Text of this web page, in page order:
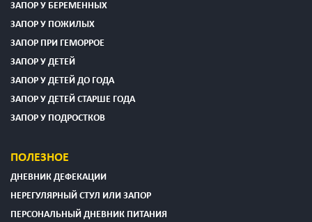
ЗАПОР У БЕРЕМЕННЫХ
ЗАПОР У ПОЖИЛЫХ
ЗАПОР ПРИ ГЕМОРРОЕ
ЗАПОР У ДЕТЕЙ
ЗАПОР У ДЕТЕЙ ДО ГОДА
ЗАПОР У ДЕТЕЙ СТАРШЕ ГОДА
ЗАПОР У ПОДРОСТКОВ
ПОЛЕЗНОЕ
ДНЕВНИК ДЕФЕКАЦИИ
НЕРЕГУЛЯРНЫЙ СТУЛ ИЛИ ЗАПОР
ПЕРСОНАЛЬНЫЙ ДНЕВНИК ПИТАНИЯ